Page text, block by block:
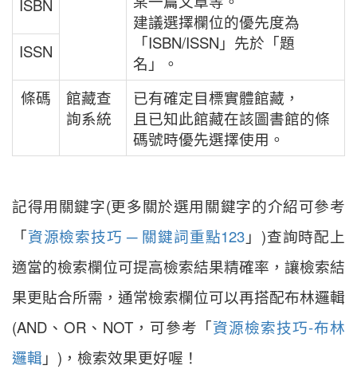
建議選擇欄位的優先度為
「ISBN/ISSN」先於「題
名」。
ISBN
ISSN
條碼
館藏查
詢系統
已有確定目標實體館藏，
且已知此館藏在該圖書館的條
碼號時優先選擇使用。
記得用關鍵字(更多關於選用關鍵字的介紹可參考
「資源檢索技巧 ─ 關鍵詞重點123 」)查詢時配上
適當的檢索欄位可提高檢索結果精確率，讓檢索結
果更貼合所需，通常檢索欄位可以再搭配布林邏輯
(AND、OR、NOT，可參考「資源檢索技巧-布林
邏輯 」)，檢索效果更好喔！